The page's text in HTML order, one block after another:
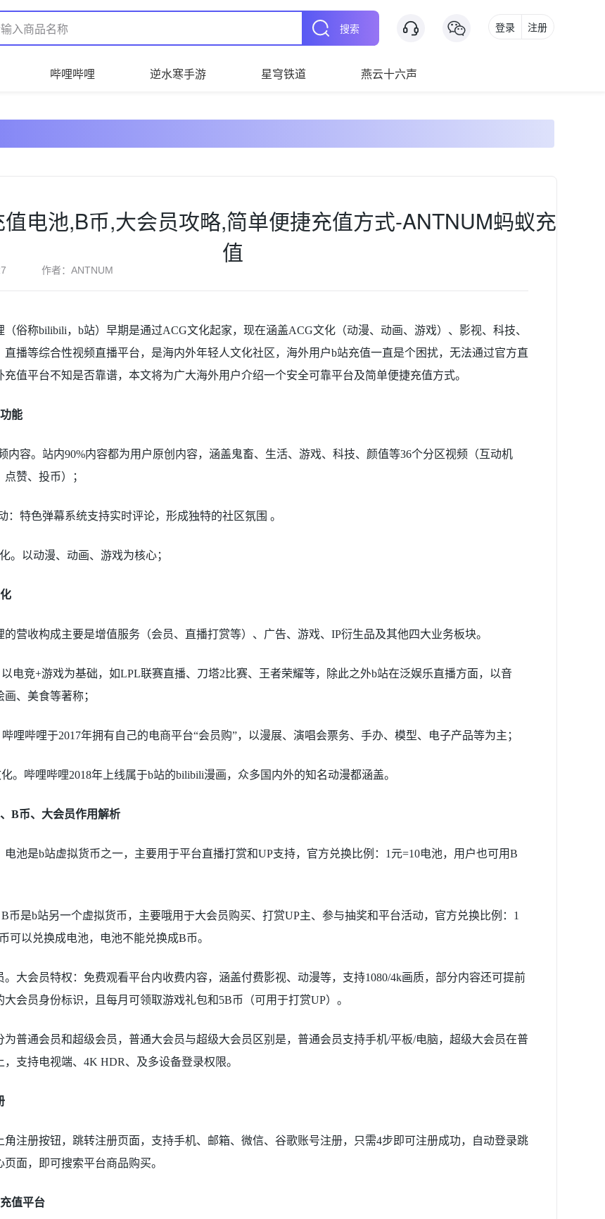
搜索 登录 注册
哔哩哔哩 逆水寒手游 星穹铁道 燕云十六声
电池,B币,大会员攻略,简单便捷充值方式-ANTNUM蚂蚁充
值
作者： ANTNUM
（俗称bilibili，b站）早期是通过ACG文化起家，现在涵盖ACG文化（动漫、动画、游戏）、影视、科技、
直播等综合性视频直播平台，是海内外年轻人文化社区，海外用户b站充值一直是个困扰，无法通过官方直
充值平台不知是否靠谱，本文将为广大海外用户介绍一个安全可靠平台及简单便捷充值方式。
能
内容。站内90%内容都为用户原创内容，涵盖鬼畜、生活、游戏、科技、颜值等36个分区视频（互动机
赞、投币）；
：特色弹幕系统支持实时评论，形成独特的社区氛围 。
。以动漫、动画、游戏为核心；
的营收构成主要是增值服务（会员、直播打赏等）、广告、游戏、IP衍生品及其他四大业务板块。
以电竞+游戏为基础，如LPL联赛直播、刀塔2比赛、王者荣耀等，除此之外b站在泛娱乐直播方面，以音
、美食等著称；
哩哔哩于2017年拥有自己的电商平台“会员购”，以漫展、演唱会票务、手办、模型、电子产品等为主；
。哔哩哔哩2018年上线属于b站的bilibili漫画，众多国内外的知名动漫都涵盖。
B币、大会员作用解析
池是b站虚拟货币之一，主要用于平台直播打赏和UP支持，官方兑换比例：1元=10电池，用户也可用B
币是b站另一个虚拟货币，主要哦用于大会员购买、打赏UP主、参与抽奖和平台活动，官方兑换比例：1
可以兑换成电池，电池不能兑换成B币。
大会员特权：免费观看平台内收费内容，涵盖付费影视、动漫等，支持1080/4k画质，部分内容还可提前
大会员身份标识，且每月可领取游戏礼包和5B币（可用于打赏UP）。
为普通会员和超级会员，普通大会员与超级大会员区别是，普通会员支持手机/平板/电脑，超级大会员在普
，支持电视端、4K HDR、及多设备登录权限。
角注册按钮，跳转注册页面，支持手机、邮箱、微信、谷歌账号注册，只需4步即可注册成功，自动登录跳
面，即可搜索平台商品购买。
值平台